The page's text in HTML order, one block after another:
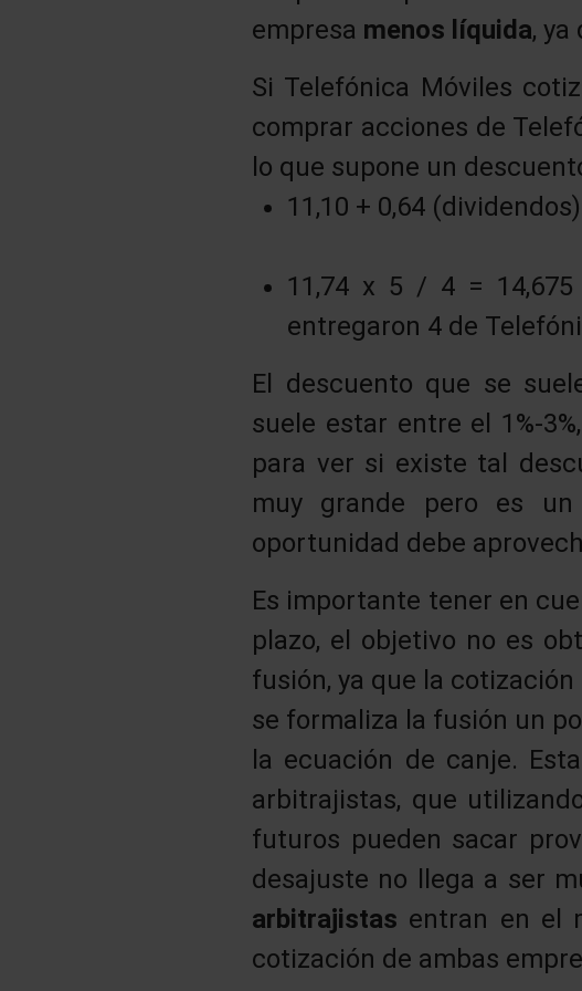
empresa menos líquida,
Si Telefónica Móviles
comprar acciones de
lo que supone un
11,10 + 0,64
11,74 x 5 / 4 = 14,675
entregaron 4 de
El descuento que se
suele estar entre el 1%-
para ver si existe tal
muy grande pero es un
oportunidad debe
Es importante tener en
plazo, el objetivo no es
fusión, ya que la
se formaliza la fusión un
la ecuación de canje.
arbitrajistas, que
futuros pueden sacar
desajuste no llega a ser
arbitrajistas entran en el
cotización de ambas